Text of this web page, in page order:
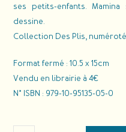
ses petits-enfants.
dessine.
Collection Des Plis, numéroté
Format fermé : 10.5 x 15cm
Vendu en librairie à 4€
N° ISBN : 979-10-95135-05-0